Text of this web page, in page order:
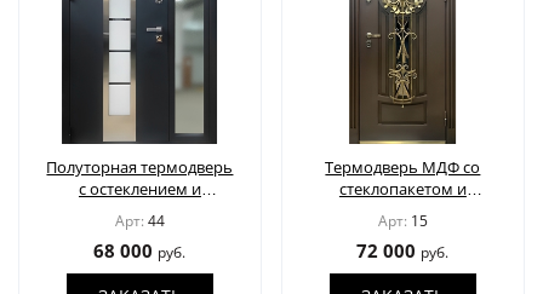
Полуторная термодверь
с остеклением и
декоративными
вставками из
нержавейки
Арт: 44
68 000 руб.
Термодверь МДФ со
стеклопакетом и
кованой решеткой
Арт: 15
72 000 руб.